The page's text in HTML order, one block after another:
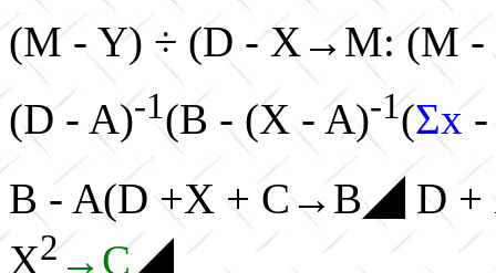
(M - Y) ÷ (D - X→M: (M -
(D - A)-1(B - (X - A)-1(Σx
B - A(D +X + C→B◢ D +
X2→C◢